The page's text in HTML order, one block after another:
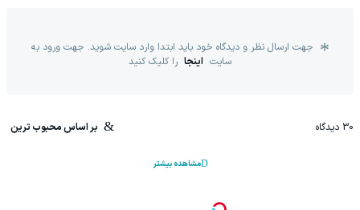
جهت ارسال نظر و دیدگاه خود باید ابتدا وارد سایت شوید. جهت ورود به
سایت اینجا را کلیک کنید
30 دیدگاه بر اساس محبوب ترین
مشاهده بیشتر